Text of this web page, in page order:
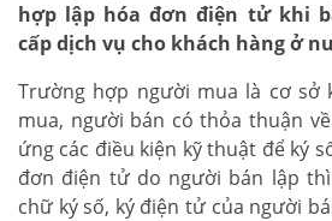
hợp lập hóa đơn điện tử khi
cấp dịch vụ cho khách hàng ở
Trường hợp người mua là cơ sở
mua, người bán có thỏa thuận
ứng các điều kiện kỹ thuật để ký
đơn điện tử do người bán lập
chữ ký số, ký điện tử của người